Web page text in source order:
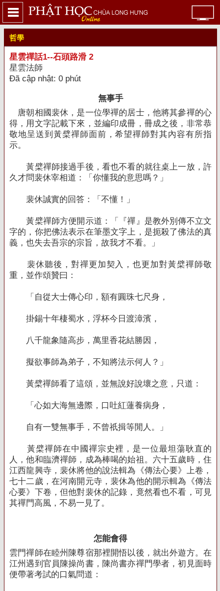
哲學
星雲禪話1--石頭路滑 2
星雲法師
Đã cập nhật: 0 phút
無事手
唐朝相國裴休，是一位學禪的居士，他將其參禪的心
得，用文字記載下來，並編印成冊，冊成之後，非常恭
敬地呈送到黃檗禪師面前，希望禪師對其內容有所指
示。
黃檗禪師接過手後，看也不看的就往桌上一放，許
久才問裴休宰相道：「你懂我的意思嗎？」
裴休誠實的回答：「不懂！」
黃檗禪師方便開示道：「『禪』是教外別傳不立文
字的，你把佛法表示在筆墨文字上，是扼殺了佛法的真
義，也失去吾宗的宗旨，故我才不看。」
裴休聽後，對禪更加契入，也更加對黃檗禪師敬
重，並作頌贊曰：
「自從大士傳心印，額有圓珠七尺身，
掛錫十年棲蜀水，浮杯今日渡漳濱，
八千龍象隨高步，萬里香花結勝因，
擬欲事師為弟子，不知將法示何人？」
黃檗禪師看了這頌，並無說好說壞之意，只道：
「心如大海無邊際，口吐紅蓮養病身，
自有一雙無事手，不曾祇揖等閒人。」
黃檗禪師在中國禪宗史裡，是一位最坦蕩耿直的
人，他和臨濟禪師，成為棒喝的始祖。六十五歲時，住
江西龍興寺，裴休將他的說法輯為《傳法心要》上卷，
七十二歲，在河南開元寺，裴休為他的開示輯為《傳法
心要》下卷，但他對裴休的記錄，竟然看也不看，可見
其禪門高風，不易一見了。
怎能會得
雲門禪師在睦州陳尊宿那裡開悟以後，就出外遊方。在
江州遇到官員陳操尚書，陳尚書亦禪門學者，初見面時
便帶著考試的口氣問道：